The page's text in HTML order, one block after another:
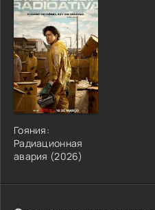
Гояния:
Радиационная
авария (2026)